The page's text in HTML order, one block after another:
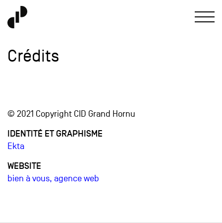
Crédits
© 2021 Copyright CID Grand Hornu
IDENTITÉ ET GRAPHISME
Ekta
WEBSITE
bien à vous, agence web